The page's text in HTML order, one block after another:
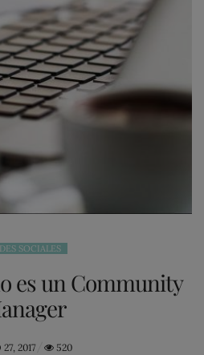
SOCIALES
es un Community
2017 520